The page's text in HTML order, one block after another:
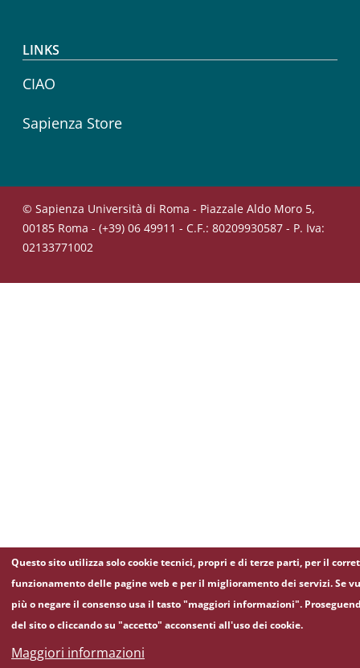
LINKS
CIAO
Sapienza Store
© Sapienza Università di Roma - Piazzale Aldo Moro 5,
00185 Roma - (+39) 06 49911 - C.F.: 80209930587 - P. Iva:
02133771002
Questo sito utilizza solo cookie tecnici, propri e di terze parti, per il
funzionamento delle pagine web e per il miglioramento dei servizi. Se
più o negare il consenso usa il tasto "maggiori informazioni".
del sito o cliccando su "accetto" acconsenti all'uso dei cookie.
Maggiori informazioni